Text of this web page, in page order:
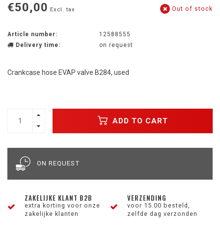
€50,00 Excl. tax Out of stock
Article number:
12588555
Delivery time:
on request
Crankcase hose EVAP valve B284, used
ADD TO CART
ON REQUEST
ZAKELIJKE KLANT B2B
extra korting voor onze
zakelijke klanten
VERZENDING
voor 15.00 besteld,
zelfde dag verzonden